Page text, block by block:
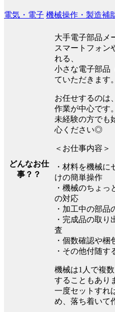
電気・電子 機械操作・製造補
どんなお仕
事？？
大手電子部品メ
スマートフォン
れる、
小さな電子部品
ていただきます。
お任せするのは
作業が中心です。
未経験の方でも
心ください◎
＜お仕事内容＞
・材料を機械
けの簡単操作
・機械のちょっ
の対応
・加工中の部品
・完成品の取
査
・個数確認や梱
・その他付随す
機械は1人で複
することもあり
一度セットすれ
め、落ち着いて